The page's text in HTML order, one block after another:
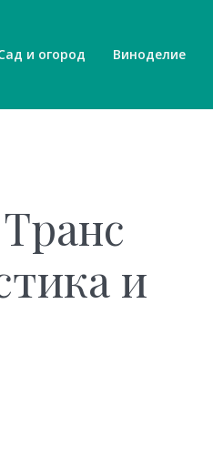
и огород Виноделие
и